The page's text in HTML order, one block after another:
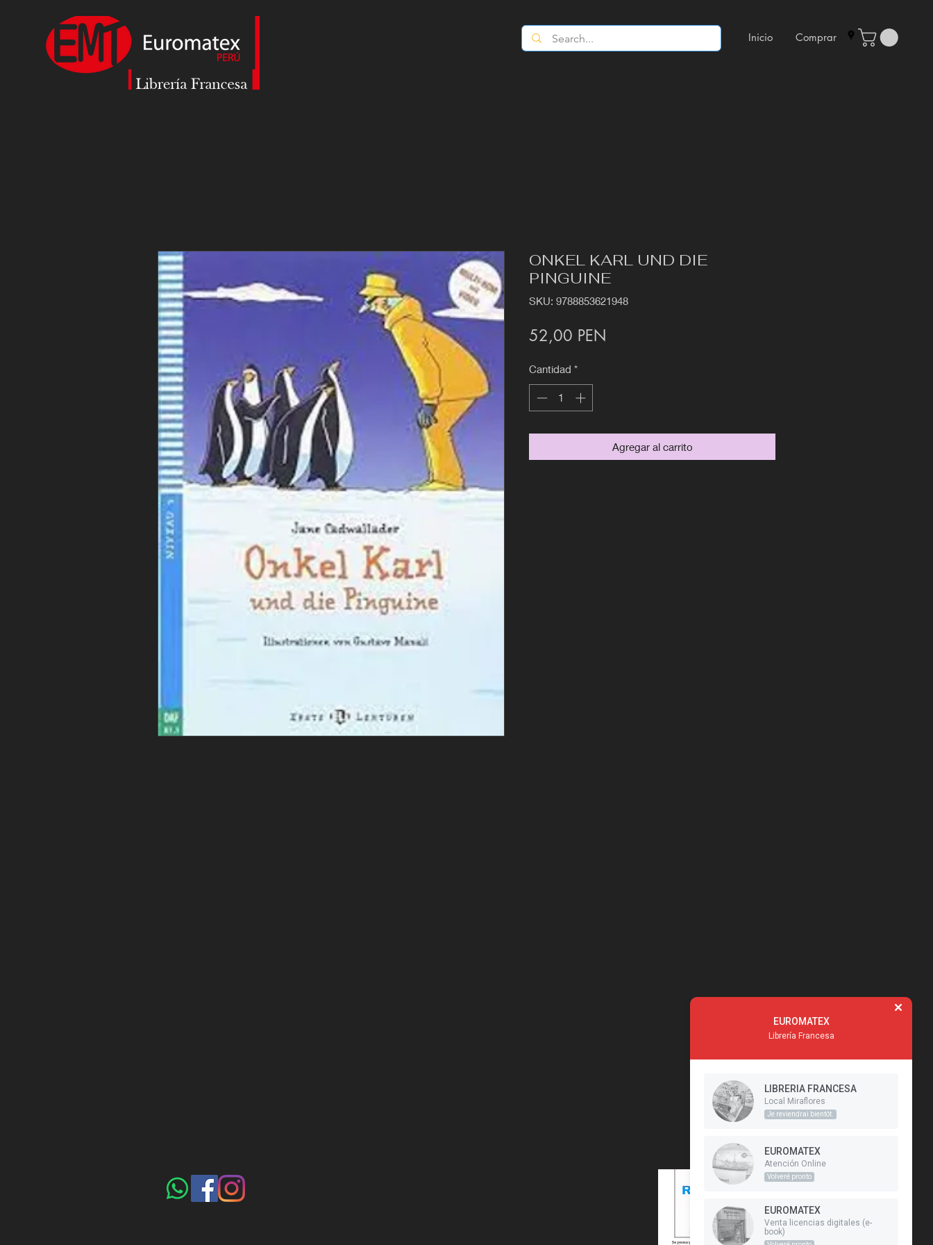
Comprar
Inicio
ONKEL KARL UND DIE
PINGUINE
SKU: 9788853621948
52,00 PEN
Cantidad *
Agregar al carrito
EUROMATEX
Librería Francesa
LIBRERIA FRANCESA
Local Miraflores
Je reviendrai bientôt.
EUROMATEX
Atención Online
Volveré pronto
EUROMATEX
Venta licencias digitales (e-
book)